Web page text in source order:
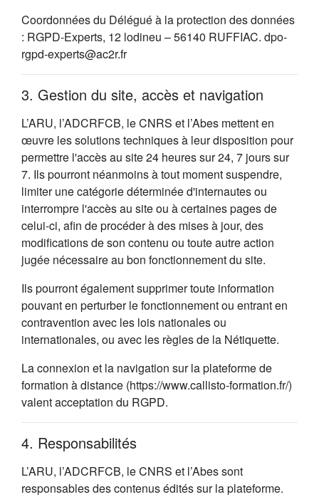
Coordonnées du Délégué à la protection des données
: RGPD-Experts, 12 lodineu – 56140 RUFFIAC. dpo-
rgpd-experts@ac2r.fr
3. Gestion du site, accès et navigation
L’ARU, l’ADCRFCB, le CNRS et l’Abes mettent en
œuvre les solutions techniques à leur disposition pour
permettre l'accès au site 24 heures sur 24, 7 jours sur
7. Ils pourront néanmoins à tout moment suspendre,
limiter une catégorie déterminée d'internautes ou
interrompre l'accès au site ou à certaines pages de
celui-ci, afin de procéder à des mises à jour, des
modifications de son contenu ou toute autre action
jugée nécessaire au bon fonctionnement du site.
Ils pourront également supprimer toute information
pouvant en perturber le fonctionnement ou entrant en
contravention avec les lois nationales ou
internationales, ou avec les règles de la Nétiquette.
La connexion et la navigation sur la plateforme de
formation à distance (https://www.callisto-formation.fr/)
valent acceptation du RGPD.
4. Responsabilités
L’ARU, l’ADCRFCB, le CNRS et l’Abes sont
responsables des contenus édités sur la plateforme.